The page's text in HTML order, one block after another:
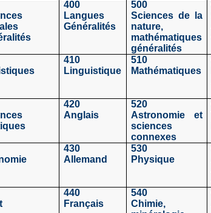
400
Langues
Généralités
500
Sciences de la
nature,
mathématiques
généralités
410
Linguistique
510
Mathématiques
420
Anglais
520
Astronomie et
sciences
connexes
430
Allemand
530
Physique
440
Français
540
Chimie,